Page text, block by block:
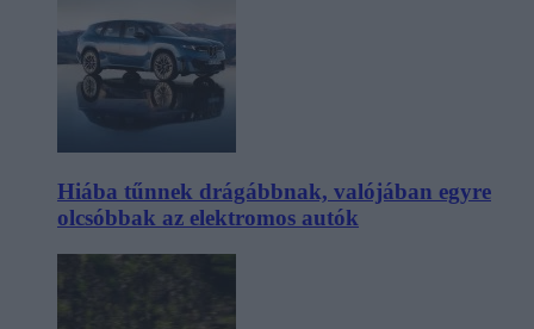
Hiába tűnnek drágábbnak, valójában egyre
olcsóbbak az elektromos autók